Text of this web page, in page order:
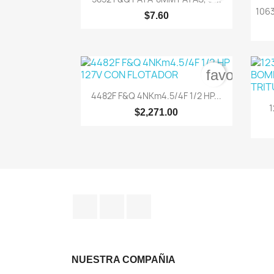
$7.60
 Vista rápida
4482F F&Q 4NKm4.5/4F 1/2 HP...
$2,271.00
NUESTRA COMPAÑIA